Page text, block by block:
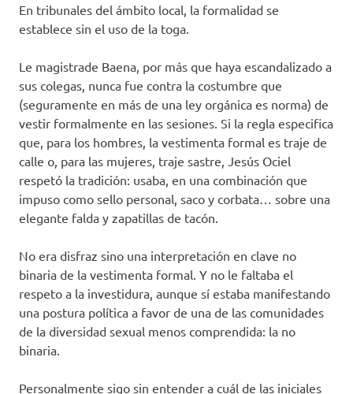
En tribunales del ámbito local, la formalidad se
establece sin el uso de la toga.
Le magistrade Baena, por más que haya escandalizado a
sus colegas, nunca fue contra la costumbre que
(seguramente en más de una ley orgánica es norma) de
vestir formalmente en las sesiones. Si la regla especifica
que, para los hombres, la vestimenta formal es traje de
calle o, para las mujeres, traje sastre, Jesús Ociel
respetó la tradición: usaba, en una combinación que
impuso como sello personal, saco y corbata… sobre una
elegante falda y zapatillas de tacón.
No era disfraz sino una interpretación en clave no
binaria de la vestimenta formal. Y no le faltaba el
respeto a la investidura, aunque sí estaba manifestando
una postura política a favor de una de las comunidades
de la diversidad sexual menos comprendida: la no
binaria.
Personalmente sigo sin entender a cuál de las iniciales